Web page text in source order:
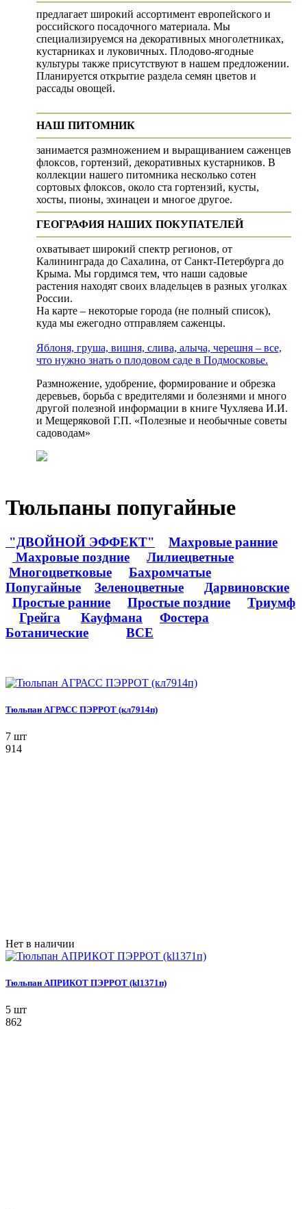
предлагает широкий ассортимент европейского и
российского посадочного материала. Мы
специализируемся на декоративных многолетниках,
кустарниках и луковичных. Плодово-ягодные
культуры также присутствуют в нашем предложении.
Планируется открытие раздела семян цветов и
рассады овощей.
НАШ ПИТОМНИК
занимается размножением и выращиванием саженцев
флоксов, гортензий, декоративных кустарников. В
коллекции нашего питомника несколько сотен
сортовых флоксов, около ста гортензий, кусты,
хосты, пионы, эхинацеи и многое другое.
ГЕОГРАФИЯ НАШИХ ПОКУПАТЕЛЕЙ
охватывает широкий спектр регионов, от
Калининграда до Сахалина, от Санкт-Петербурга до
Крыма. Мы гордимся тем, что наши садовые
растения находят своих владельцев в разных уголках
России.
На карте – некоторые города (не полный список),
куда мы ежегодно отправляем саженцы.
Яблоня, груша, вишня, слива, алыча, черешня – все,
что нужно знать о плодовом саде в Подмосковье.
Размножение, удобрение, формирование и обрезка
деревьев, борьба с вредителями и болезнями и много
другой полезной информации в книге Чухляева И.И.
и Мещеряковой Г.П. «Полезные и необычные советы
садоводам»
Тюльпаны попугайные
"ДВОЙНОЙ ЭФФЕКТ"
Махровые ранние
Махровые поздние
Лилиецветные
Многоцветковые
Бахромчатые
Попугайные
Зеленоцветные
Дарвиновские
Простые ранние
Простые поздние
Триумф
Грейга
Кауфмана
Фостера
Ботанические
ВСЕ
Тюльпан АГРАСС ПЭРРОТ (кл7914п)
7 шт
914
Нет в наличии
Тюльпан АПРИКОТ ПЭРРОТ (kl1371п)
5 шт
862